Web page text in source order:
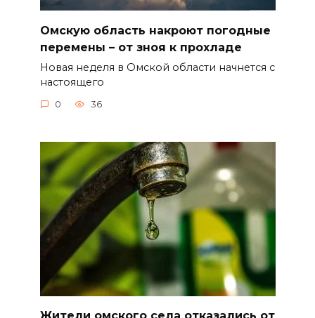
Омскую область накроют погодные
перемены – от зноя к прохладе
Новая неделя в Омской области начнется с
настоящего
0 36